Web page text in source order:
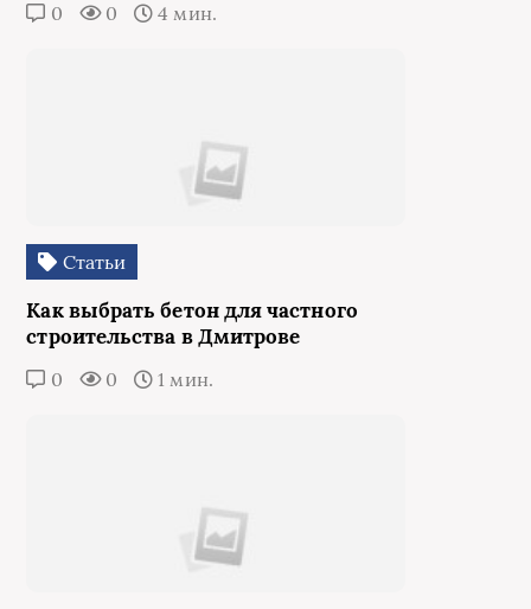
0 0 4 мин.
Статьи
Как выбрать бетон для частного
строительства в Дмитрове
0 0 1 мин.